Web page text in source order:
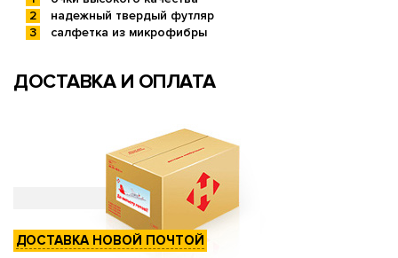
надежный твердый футляр
салфетка из микрофибры
ДОСТАВКА И ОПЛАТА
ДОСТАВКА НОВОЙ ПОЧТОЙ